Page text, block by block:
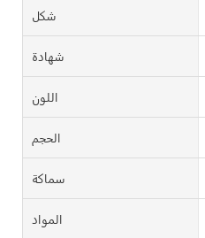
شكل
شهادة
اللون
الحجم
سماكة
المواد